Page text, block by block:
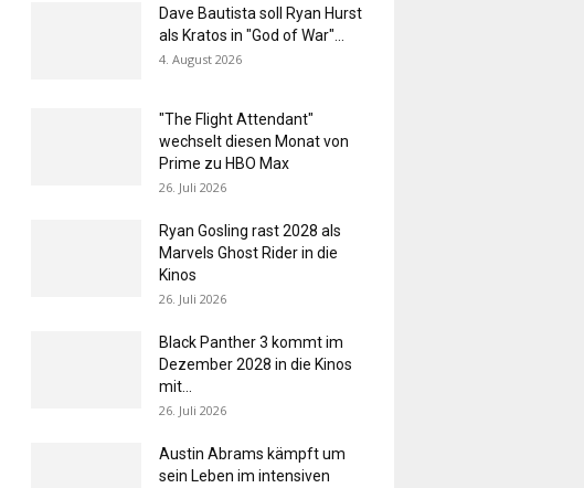
Dave Bautista soll Ryan Hurst
als Kratos in "God of War"...
4. August 2026
"The Flight Attendant"
wechselt diesen Monat von
Prime zu HBO Max
26. Juli 2026
Ryan Gosling rast 2028 als
Marvels Ghost Rider in die
Kinos
26. Juli 2026
Black Panther 3 kommt im
Dezember 2028 in die Kinos
mit...
26. Juli 2026
Austin Abrams kämpft um
sein Leben im intensiven